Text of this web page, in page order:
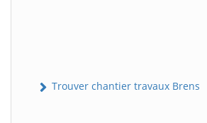
Trouver chantier travaux Brens